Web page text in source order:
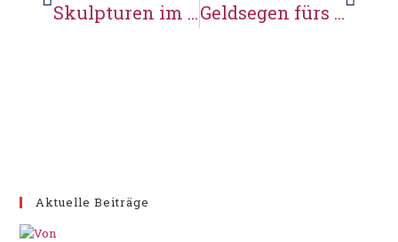
Skulpturen im Wald Geldsegen fürs Reetdach
Aktuelle Beiträge